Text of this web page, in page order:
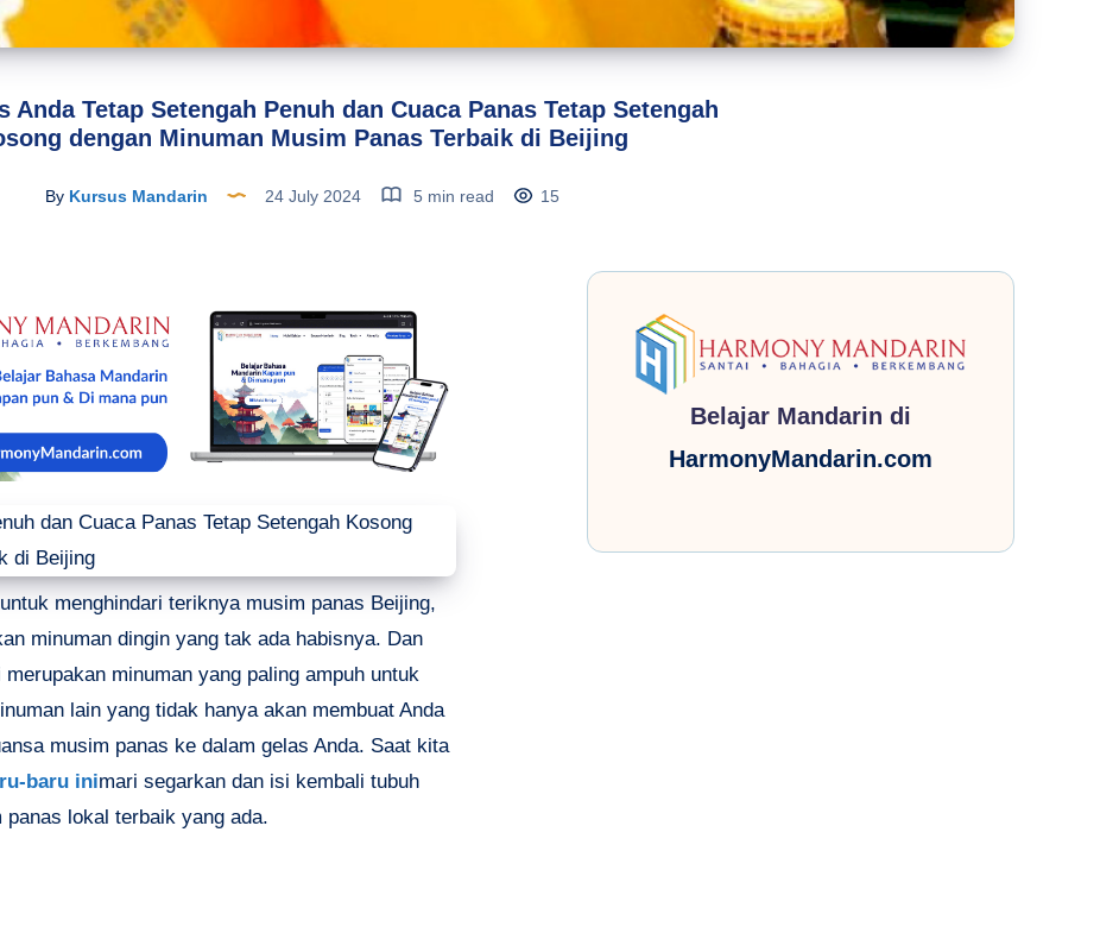
Anda Tetap Setengah Penuh dan Cuaca Panas Tetap Setengah
dengan Minuman Musim Panas Terbaik di Beijing
ByKursus Mandarin 24 July 2024 5 min read 15
menghindari teriknya musim panas Beijing,
minuman dingin yang tak ada habisnya. Dan
minuman yang paling ampuh untuk
lain yang tidak hanya akan membuat Anda
musim panas ke dalam gelas Anda. Saat kita
baru inimari segarkan dan isi kembali tubuh
lokal terbaik yang ada.
Belajar Mandarin di
HarmonyMandarin.com